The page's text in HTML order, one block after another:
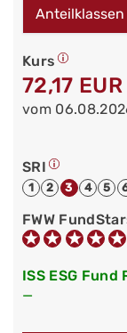
Anteilklassen
Kurs
72,17 EUR
vom
SRI
1 2 3 4 5
FWW
ISS ESG Fund
—